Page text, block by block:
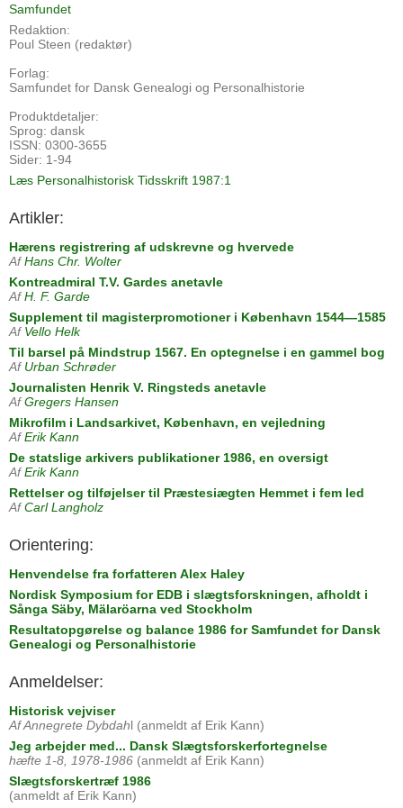
Samfundet
Redaktion:
Poul Steen (redaktør)
Forlag:
Samfundet for Dansk Genealogi og Personalhistorie
Produktdetaljer:
Sprog: dansk
ISSN: 0300-3655
Sider: 1-94
Læs Personalhistorisk Tidsskrift 1987:1
Artikler:
Hærens registrering af udskrevne og hvervede
AfHans Chr. Wolter
Kontreadmiral T.V. Gardes anetavle
AfH. F. Garde
Supplement til magisterpromotioner i København 1544—1585
Af Vello Helk
Til barsel på Mindstrup 1567. En optegnelse i en gammel bog
Af Urban Schrøder
Journalisten Henrik V. Ringsteds anetavle
AfGregers Hansen
Mikrofilm i Landsarkivet, København, en vejledning
AfErik Kann
De statslige arkivers publikationer 1986, en oversigt
AfErik Kann
Rettelser og tilføjelser til Præstesiægten Hemmet i fem led
AfCarl Langholz
Orientering:
Henvendelse fra forfatteren Alex Haley
Nordisk Symposium for EDB i slægtsforskningen, afholdt i
Sånga Säby, Mälaröarna ved Stockholm
Resultatopgørelse og balance 1986 for Samfundet for Dansk
Genealogi og Personalhistorie
Anmeldelser:
Historisk vejviser
Af Annegrete Dybdahl (anmeldt af Erik Kann)
Jeg arbejder med... Dansk Slægtsforskerfortegnelse
hæfte 1-8, 1978-1986 (anmeldt af Erik Kann)
Slægtsforskertræf 1986
(anmeldt af Erik Kann)